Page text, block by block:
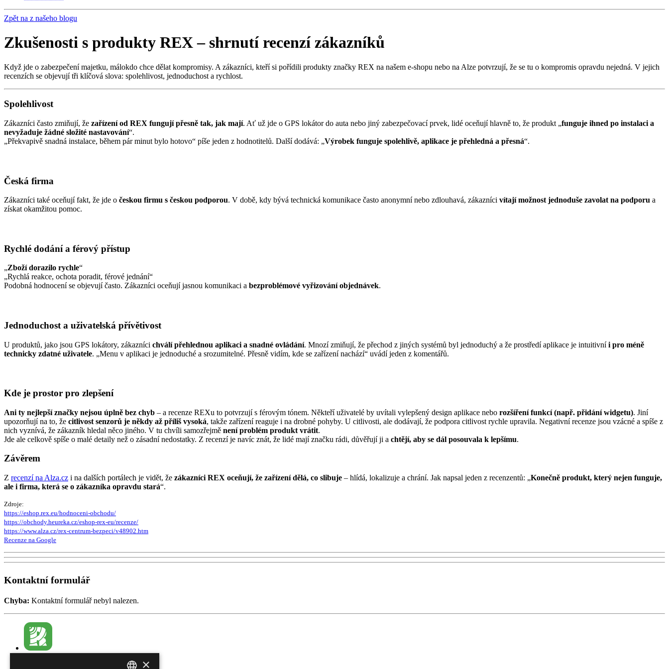
Zpět na z našeho blogu
Zkušenosti s produkty REX – shrnutí recenzí zákazníků
Když jde o zabezpečení majetku, málokdo chce dělat kompromisy. A zákazníci, kteří si pořídili produkty značky REX na našem e-shopu nebo na Alze potvrzují, že se tu o kompromis opravdu nejedná. V jejich
recenzích se objevují tři klíčová slova: spolehlivost, jednoduchost a rychlost.
Spolehlivost
Zákazníci často zmiňují, že zařízení od REX fungují přesně tak, jak mají. Ať už jde o GPS lokátor do auta nebo jiný zabezpečovací prvek, lidé oceňují hlavně to, že produkt „funguje ihned po instalaci a
nevyžaduje žádné složité nastavování“.
„Překvapivě snadná instalace, během pár minut bylo hotovo“ píše jeden z hodnotitelů. Další dodává: „Výrobek funguje spolehlivě, aplikace je přehledná a přesná“.
Česká firma
Zákazníci také oceňují fakt, že jde o českou firmu s českou podporou. V době, kdy bývá technická komunikace často anonymní nebo zdlouhavá, zákazníci vítají možnost jednoduše zavolat na podporu a
získat okamžitou pomoc.
Rychlé dodání a férový přístup
„Zboží dorazilo rychle“
„Rychlá reakce, ochota poradit, férové jednání“
Podobná hodnocení se objevují často. Zákazníci oceňují jasnou komunikaci a bezproblémové vyřizování objednávek.
Jednoduchost a uživatelská přívětivost
U produktů, jako jsou GPS lokátory, zákazníci chválí přehlednou aplikaci a snadné ovládání. Mnozí zmiňují, že přechod z jiných systémů byl jednoduchý a že prostředí aplikace je intuitivníi pro méně
technicky zdatné uživatele. „Menu v aplikaci je jednoduché a srozumitelné. Přesně vidím, kde se zařízení nachází“ uvádí jeden z komentářů.
Kde je prostor pro zlepšení
Ani ty nejlepší značky nejsou úplně bez chyb – a recenze REXu to potvrzují s férovým tónem. Někteří uživatelé by uvítali vylepšený design aplikace nebo rozšíření funkcí (např. přidání widgetu). Jiní
upozorňují na to, že citlivost senzorů je někdy až příliš vysoká, takže zařízení reaguje i na drobné pohyby. U citlivosti, ale dodávají, že podpora citlivost rychle upravila. Negativní recenze jsou vzácné a spíše z
nich vyznívá, že zákazník hledal něco jiného. V tu chvíli samozřejmě není problém produkt vrátit.
Jde ale celkově spíše o malé detaily než o zásadní nedostatky. Z recenzí je navíc znát, že lidé mají značku rádi, důvěřují ji a chtějí, aby se dál posouvala k lepšímu.
Závěrem
Z recenzí na Alza.cz i na dalších portálech je vidět, že zákazníci REX oceňují, že zařízení dělá, co slibuje – hlídá, lokalizuje a chrání. Jak napsal jeden z recenzentů: „Konečně produkt, který nejen funguje,
ale i firma, která se o zákazníka opravdu stará“.
Zdroje:
https://eshop.rex.eu/hodnoceni-obchodu/
https://obchody.heureka.cz/eshop-rex-eu/recenze/
https://www.alza.cz/rex-centrum-bezpeci/v48902.htm
Recenze na Google
Kontaktní formulář
Chyba: Kontaktní formulář nebyl nalezen.
×